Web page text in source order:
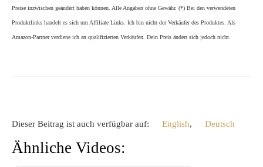
Preise inzwischen geändert haben können. Alle Angaben ohne Gewähr. (*) Bei den verwendeten
Produktlinks handelt es sich um Affiliate Links. Ich bin nicht der Verkäufer des Produktes. Als
Amazon-Partner verdiene ich an qualifizierten Verkäufen. Dein Preis ändert sich jedoch nicht.
Dieser Beitrag ist auch verfügbar auf: English Deutsch
Ähnliche Videos: